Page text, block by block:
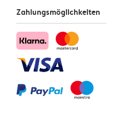
Zahlungsmöglichkeiten